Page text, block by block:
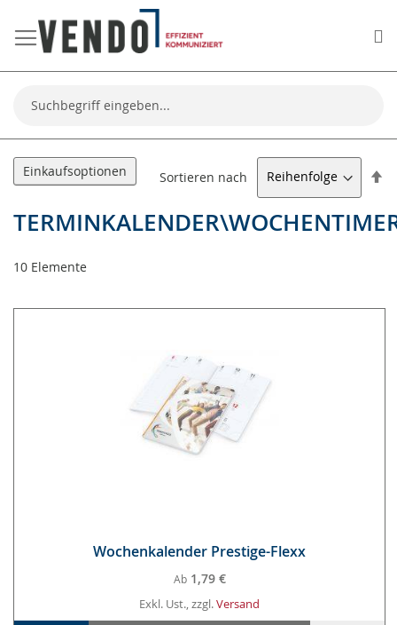
Suche
Einkaufsoptionen
10 Elemente
Sortieren nach
Wo­chen­ka­len­der Pres­ti­ge-Flexx
Ab 1,79 €
Exkl. Ust., zzgl.Versand